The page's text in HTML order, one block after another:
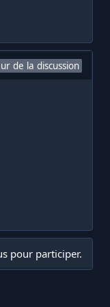
de la discussion
pour participer.